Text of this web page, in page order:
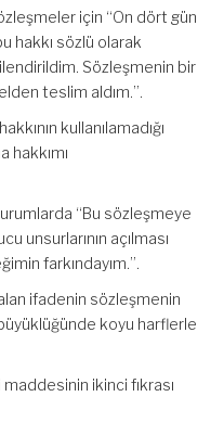
için “On dört gün
hakkı sözlü olarak
Sözleşmenin bir
teslim aldım.”.
kullanılamadığı
hakkımı
“Bu sözleşmeye
unsurlarının açılması
farkındayım.”.
ifadenin sözleşmenin
koyu harflerle
maddesinin ikinci fıkrası